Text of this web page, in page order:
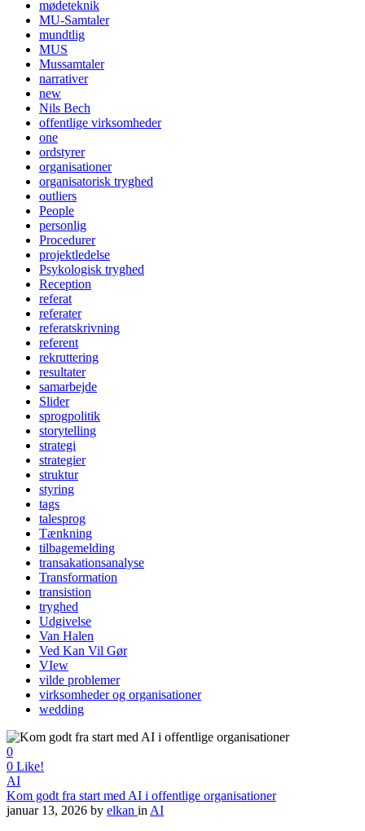
mødeteknik
MU-Samtaler
mundtlig
MUS
Mussamtaler
narrativer
new
Nils Bech
offentlige virksomheder
one
ordstyrer
organisationer
organisatorisk tryghed
outliers
People
personlig
Procedurer
projektledelse
Psykologisk tryghed
Reception
referat
referater
referatskrivning
referent
rekruttering
resultater
samarbejde
Slider
sprogpolitik
storytelling
strategi
strategier
struktur
styring
tags
talesprog
Tænkning
tilbagemelding
transakationsanalyse
Transformation
transistion
tryghed
Udgivelse
Van Halen
Ved Kan Vil Gør
VIew
vilde problemer
virksomheder og organisationer
wedding
0
0 Like!
AI
Kom godt fra start med AI i offentlige organisationer
januar 13, 2026 by elkan in AI